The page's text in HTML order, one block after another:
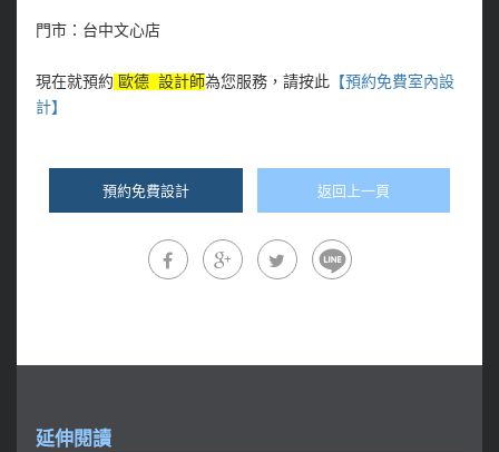
門市：台中文心店
現在就預約 歐德 設計師為您服務，請按此【預約免費室內設
計】
預約免費設計 返回上一頁
延伸閱讀